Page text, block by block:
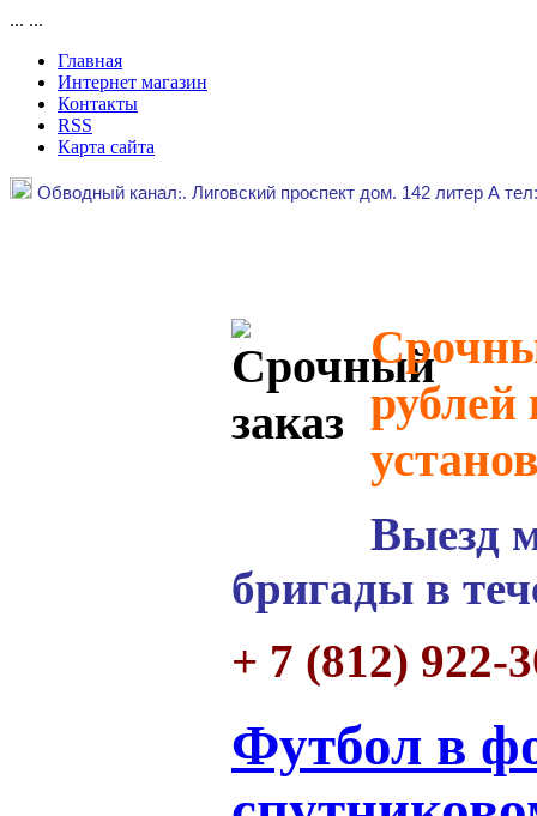
... ...
Главная
Интернет магазин
Контакты
RSS
Карта сайта
Обводный канал:. Лиговский проспект дом. 142 литер А
рублей
Выезд
бригады в
+ 7 (812) 922-
Футбол в